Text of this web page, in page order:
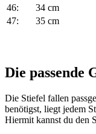
46:
34 cm
47:
35 cm
Die passende
Die Stiefel fallen
benötigst, liegt jedem
Hiermit kannst du den